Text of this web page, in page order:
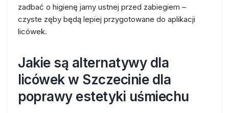
zadbać o higienę jamy ustnej przed zabiegiem –
czyste zęby będą lepiej przygotowane do aplikacji
licówek.
Jakie są alternatywy dla
licówek w Szczecinie dla
poprawy estetyki uśmiechu